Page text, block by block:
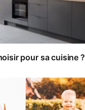
pour sa cuisine ?